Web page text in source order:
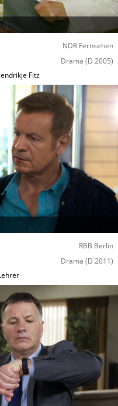
NDR Fernsehen
Drama (D 2005)
Fitz
RBB Berlin
Drama (D 2011)